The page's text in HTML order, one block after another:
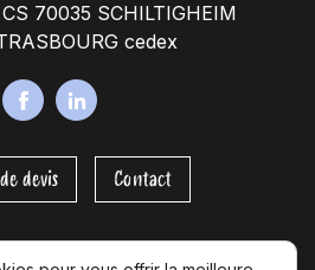
70035 SCHILTIGHEIM
cedex
F
c
e
L
k
devis Contact